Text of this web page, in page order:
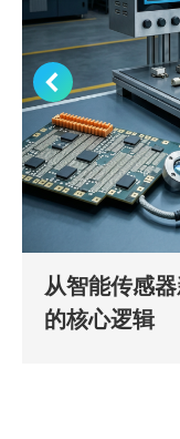
从智能传感
的核心逻辑